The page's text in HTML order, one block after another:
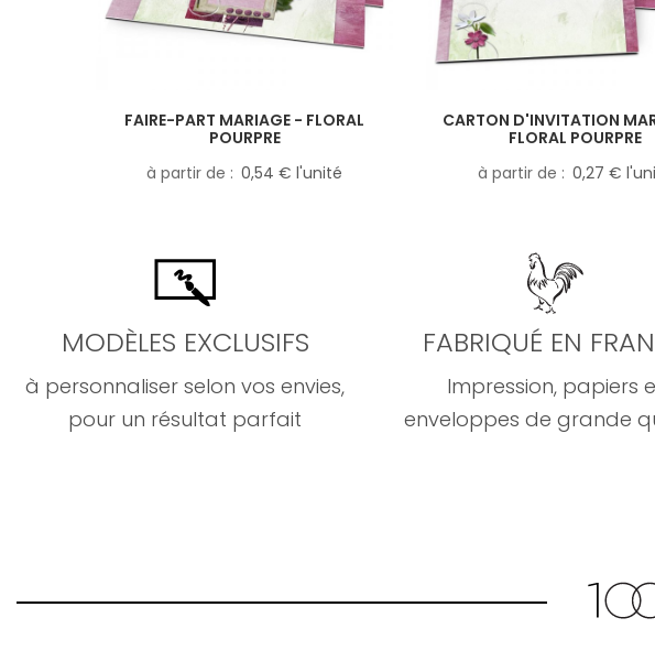
FAIRE-PART MARIAGE - FLORAL
POURPRE
à partir de
0,54 € l'unité
CARTON D'INVITATION
FLORAL POURPRE
à partir de
0,27 €
MODÈLES EXCLUSIFS
à personnaliser selon vos envies,
pour un résultat parfait
FABRIQUÉ EN
Impression, papiers
enveloppes de grande